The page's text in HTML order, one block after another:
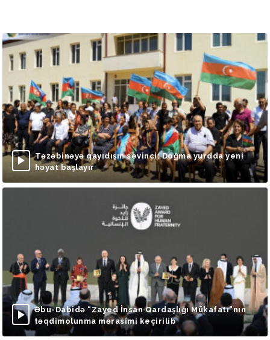
Təzəbinəyə qayıdışın sevinci: Doğma yurdda yeni
həyat başlayır
Əbu-Dabidə “Zayed İnsan Qardaşlığı Mükafatı”nın
təqdimolunma mərasimi keçirilib